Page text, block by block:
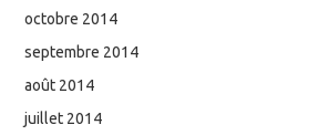
octobre 2014
septembre 2014
août 2014
juillet 2014